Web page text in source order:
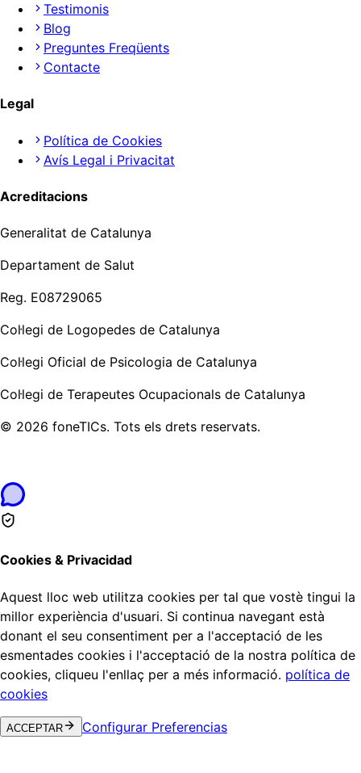
Testimonis
Blog
Preguntes Freqüents
Contacte
Legal
Política de Cookies
Avís Legal i Privacitat
Acreditacions
Generalitat de Catalunya
Departament de Salut
Reg. E08729065
Col·legi de Logopedes de Catalunya
Col·legi Oficial de Psicologia de Catalunya
Col·legi de Terapeutes Ocupacionals de Catalunya
© 2026 foneTICs. Tots els drets reservats.
Cookies & Privacidad
Aquest lloc web utilitza cookies per tal que vostè tingui la
millor experiència d'usuari. Si continua navegant està
donant el seu consentiment per a l'acceptació de les
esmentades cookies i l'acceptació de la nostra política de
cookies, cliqueu l'enllaç per a més informació. política de
cookies
ACCEPTAR Configurar Preferencias